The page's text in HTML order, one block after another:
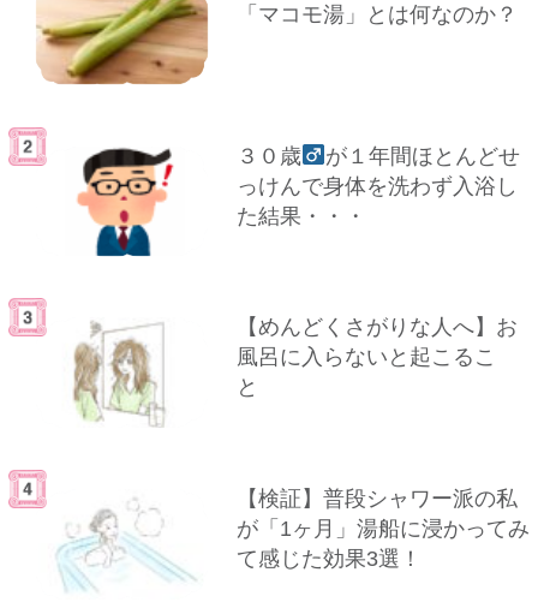
「マコモ湯」とは何なのか？
３０歳
が１年間ほとんどせ
っけんで身体を洗わず入浴し
た結果・・・
【めんどくさがりな人へ】お
風呂に入らないと起こるこ
と
【検証】普段シャワー派の私
が「1ヶ月」湯船に浸かってみ
て感じた効果3選！